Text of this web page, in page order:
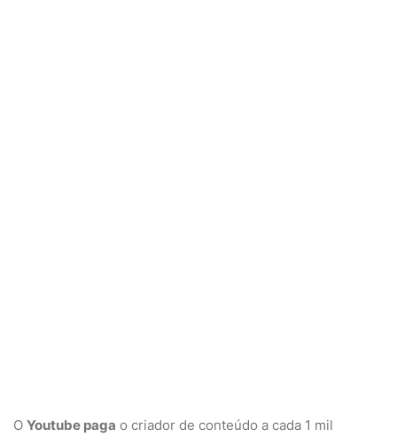
O Youtube paga o criador de conteúdo a cada 1 mil